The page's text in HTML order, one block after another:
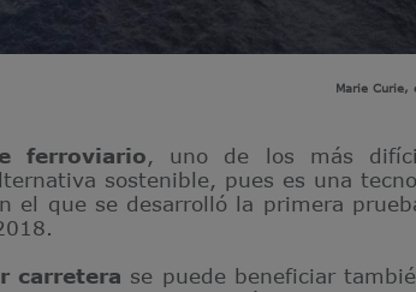
Marie Curie,
ferroviario, uno de los más
sostenible, pues es una
el que se desarrolló la primera
carretera se puede beneficiar